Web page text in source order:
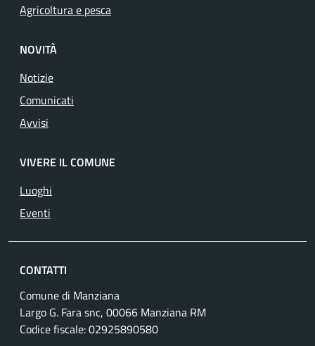
Agricoltura e pesca
NOVITÀ
Notizie
Comunicati
Avvisi
VIVERE IL COMUNE
Luoghi
Eventi
CONTATTI
Comune di Manziana
Largo G. Fara snc, 00066 Manziana RM
Codice fiscale:02925890580